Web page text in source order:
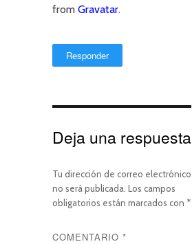
from Gravatar.
Responder
Deja una respuesta
Tu dirección de correo electrónico
no será publicada. Los campos
obligatorios están marcados con *
COMENTARIO *